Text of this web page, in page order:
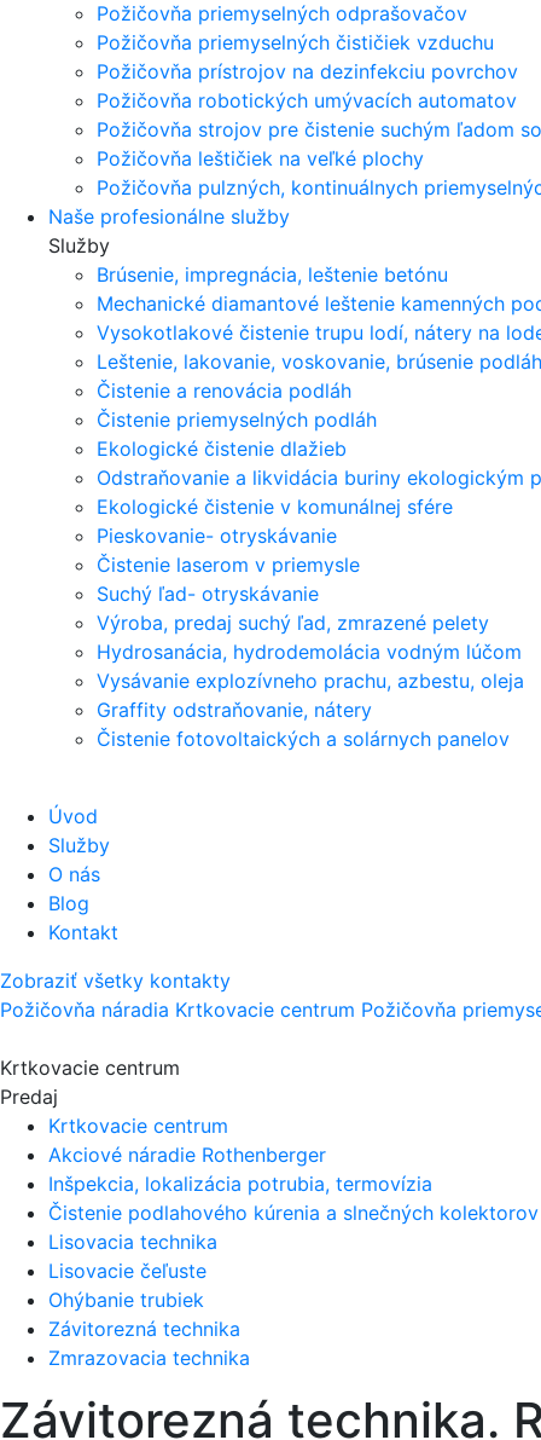
Požičovňa priemyselných odprašovačov
Požičovňa priemyselných čističiek vzduchu
Požičovňa prístrojov na dezinfekciu povrchov
Požičovňa robotických umývacích automatov
Požičovňa strojov pre čistenie suchým ľadom
Požičovňa leštičiek na veľké plochy
Požičovňa pulzných, kontinuálnych
Naše profesionálne služby
Služby
Brúsenie, impregnácia, leštenie betónu
Mechanické diamantové leštenie kamenných
Vysokotlakové čistenie trupu lodí, nátery na
Leštenie, lakovanie, voskovanie, brúsenie podláh
Čistenie a renovácia podláh
Čistenie priemyselných podláh
Ekologické čistenie dlažieb
Odstraňovanie a likvidácia buriny ekologickým
Ekologické čistenie v komunálnej sfére
Pieskovanie- otryskávanie
Čistenie laserom v priemysle
Suchý ľad- otryskávanie
Výroba, predaj suchý ľad, zmrazené pelety
Hydrosanácia, hydrodemolácia vodným lúčom
Vysávanie explozívneho prachu, azbestu, oleja
Graffity odstraňovanie, nátery
Čistenie fotovoltaických a solárnych panelov
Úvod
Služby
O nás
Blog
Kontakt
Zobraziť všetky kontakty
Požičovňa náradia Krtkovacie centrum Požičovňa
Krtkovacie centrum
Predaj
Krtkovacie centrum
Akciové náradie Rothenberger
Inšpekcia, lokalizácia potrubia, termovízia
Čistenie podlahového kúrenia a slnečných kolektorov
Lisovacia technika
Lisovacie čeľuste
Ohýbanie trubiek
Závitorezná technika
Zmrazovacia technika
Závitorezná technika.